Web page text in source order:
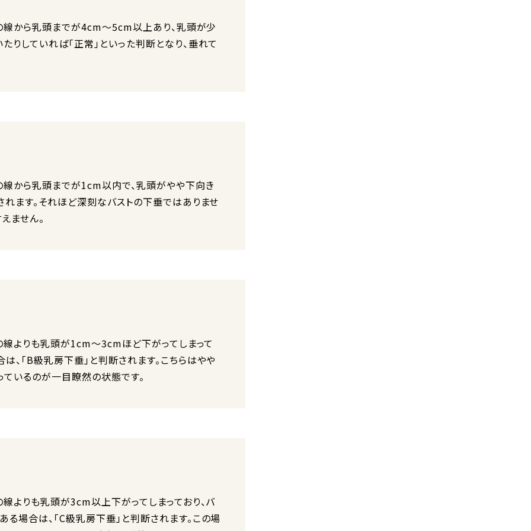
線から乳頭までが4cm～5cm以上あり、乳頭が少
りしていれば「正常」といった判断となり、垂れて
線から乳頭までが1cm以内で、乳頭がやや下向き
れます。それほど深刻なバストの下垂ではありませ
ません。
線よりも乳頭が1cm～3cmほど下がってしまって
、「B級乳房下垂」と判断されます。こちらはやや
いるのが一目瞭然の状態です。
よりも乳頭が3cm以上下がってしまっており、バ
場合は、「C級乳房下垂」と判断されます。この場